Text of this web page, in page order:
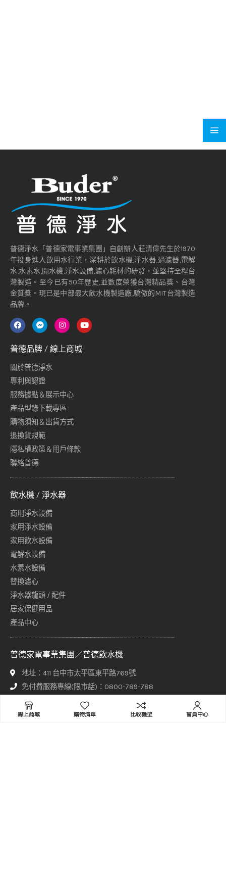
普德淨水「普德家電事業集團」自創辦人莊清偉先生於1970
年投身進入飲用水行業，深耕於飲水機,淨水器,過濾器,電解
水,水素水,開水機,淨水設備,濾心耗材的研發，並堅持全程台
灣製造。至今已有50年歷史,並數度榮獲台灣精品獎、台灣
金質獎。現已是中部最大飲水機製造廠,驕傲的MIT台灣製造
品牌。
普德品牌 / 線上商城
關於普德淨水
專利與認證
服務據點＆展示中心
產品型錄下載專區
購物須知＆出貨方式
退換貨規範
隱私權政策＆用戶條款
聯絡普德
飲水機 / 淨水器
商用淨水設備
家用淨水設備
家用飲水設備
電解水設備
水素水設備
替換濾心
淨水器龍頭 / 配件
居家保健用品
產品中心
普德家電事業集團／普德飲水機
地址：411 台中市太平區東平路769號
免付費服務專線(限市話)：0800-789-788
手機請撥打：04-22706789
信箱：sales@buderwater.com
線上商城 購物清單 比較機型 會員中心